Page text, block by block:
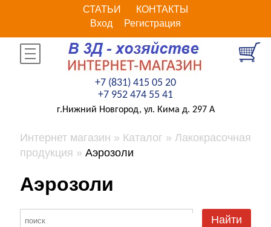
СТАТЬИ
КОНТАКТЫ
Вход
Регистрация
+7 (831) 415 05 20
+7 952 474 55 41
г.Нижний Новгород, ул. Кима д. 297 А
Интернет магазин Каталог
Лакокрасочная
продукция
Аэрозоли
Аэрозоли
Найти